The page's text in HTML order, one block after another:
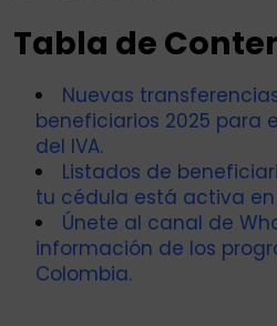
Tabla de
Nuevas
beneficiarios 2025 para
del IVA.
Listados de
tu cédula está activa en
Únete al canal de
información de los
Colombia.